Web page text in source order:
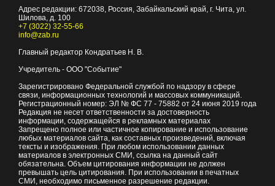
Адрес редакции: 672038 , Россия, Забайкальский край, г. Чита ул.
Шилова, д. 100
+7 (3022) 32-55-66
info@zab.ru
Главный редактор Кондратьев Н. В.
Учредитель - ООО "Событие"
Зарегистрировано Федеральной службой по надзору в сфере
связи, информационных технологий и массовых коммуникаций.
Регистрационный номер: ЭЛ № ФС 77 - 75882 от 24 июня 2019 года
Редакция не несет ответственности за достоверность
информации, содержащейся в рекламных материалах
Запрещено полное или частичное копирование и использование
любых материалов сайта, как составных произведений, включая
тексты и изображения. При любом использовании данных
материалов в электронных СМИ, ссылка на данный сайт
обязательна. Объем цитирования информации не должен
превышать цель цитирования. При использовании в печатных
СМИ, необходимо письменное разрешение редакции.